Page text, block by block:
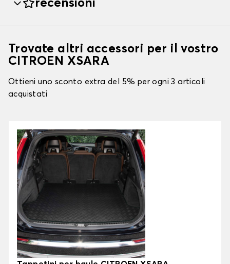
recensioni
Trovate altri accessori per il vostro
CITROEN XSARA
Ottieni uno sconto extra del 5% per ogni 3 articoli
acquistati